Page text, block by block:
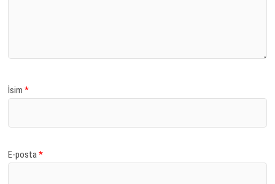
İsim*
E-posta*